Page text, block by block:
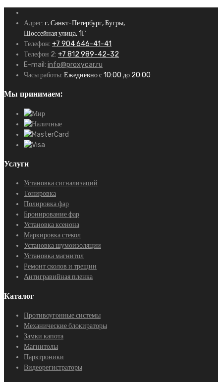
Адрес: г. Санкт-Петербург, Бугры,
Шоссейная улица, 1Г
Телефон: +7 904 646-41-41
Телефон 2: +7 812 989-42-32
E-mail: info@proxycar.ru
Часы работы: Ежедневно с 10:00 до 20:00
Мы принимаем:
Услуги
Установка сигнализаций
Тонировка
Полировка фар
Бронирование фар
Установка ксенона
Маркировка стекол
Установка шумоизоляции
Установка магнитол
Ремонт сколов и трещин
Антигравийная пленка
Каталог
Противоугонные системы
Механические блокираторы
Замки капота
Магнитолы
Парктроники
Видеорегистраторы